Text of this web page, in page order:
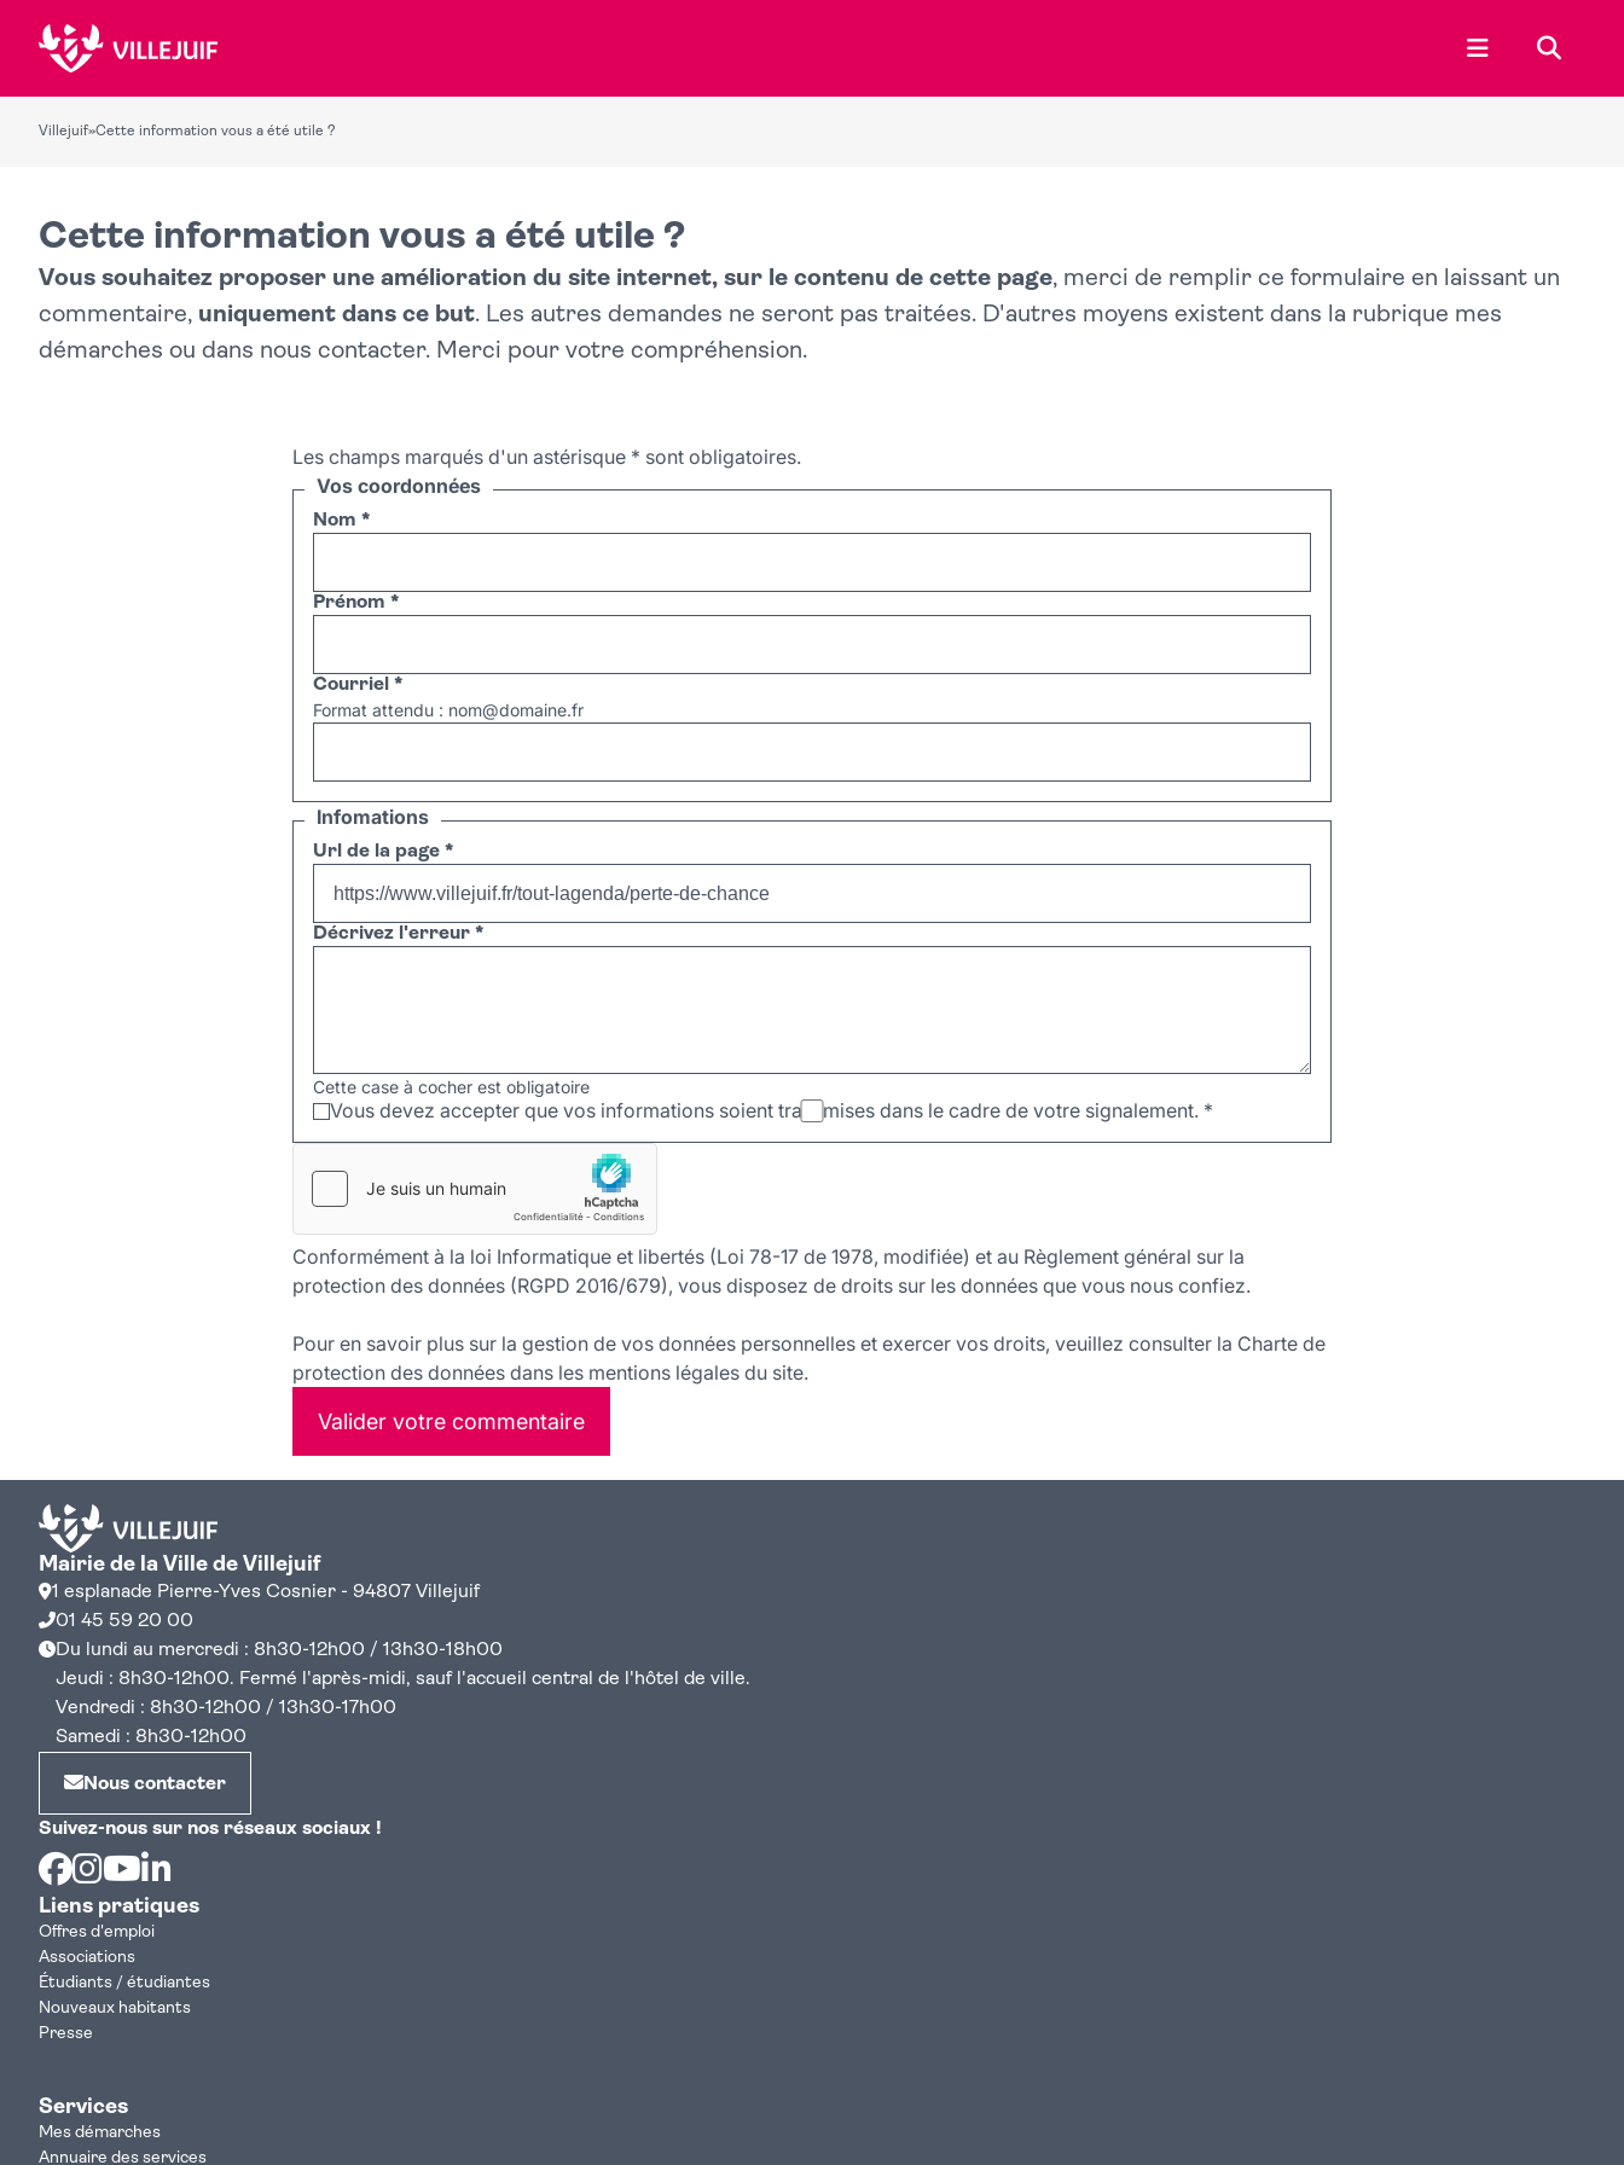
Ouvrir le menu
Villejuif»Cette information vous a été utile ?
Cette information vous a été utile ?
Vous souhaitez proposer une amélioration du site internet, sur le contenu de cette page, merci de remplir ce formulaire en laissant un
commentaire, uniquement dans ce but. Les autres demandes ne seront pas traitées. D'autres moyens existent dans la rubrique mes
démarches ou dans nous contacter. Merci pour votre compréhension.
Les champs marqués d'un astérisque * sont obligatoires.
Vos coordonnées
Nom *
Prénom *
Courriel *
Format attendu : nom@domaine.fr
Infomations
Url de la page *
Décrivez l'erreur *
Cette case à cocher est obligatoire
Vous devez accepter que vos informations soient transmises dans le cadre de votre signalement. *
Conformément à la loi Informatique et libertés (Loi 78-17 de 1978, modifiée) et au Règlement général sur la
protection des données (RGPD 2016/679), vous disposez de droits sur les données que vous nous confiez.
Pour en savoir plus sur la gestion de vos données personnelles et exercer vos droits, veuillez consulter la Charte de
protection des données dans les mentions légales du site.
Valider votre commentaire
Mairie de la Ville de Villejuif
1 esplanade Pierre-Yves Cosnier - 94807 Villejuif
01 45 59 20 00
Du lundi au mercredi : 8h30-12h00 / 13h30-18h00
Jeudi : 8h30-12h00. Fermé l'après-midi, sauf l'accueil central de l'hôtel de ville.
Vendredi : 8h30-12h00 / 13h30-17h00
Samedi : 8h30-12h00
Nous contacter
Suivez-nous sur nos réseaux sociaux !
Facebook
Instagram
Youtube
Liens pratiques
Offres d'emploi
Associations
Étudiants / étudiantes
Nouveaux habitants
Presse
Services
Mes démarches
Annuaire des services